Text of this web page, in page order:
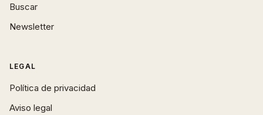
Buscar
Newsletter
LEGAL
Política de privacidad
Aviso legal